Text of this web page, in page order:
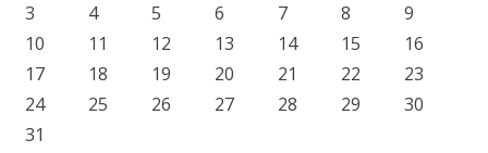
3
4 5 6 7 8
9
10
11 12 13 14 15
16
17
18 19 20 21 22
23
24
25 26 27 28 29
30
31